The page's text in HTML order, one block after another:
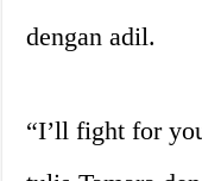
dengan adil.
“I’ll fight for